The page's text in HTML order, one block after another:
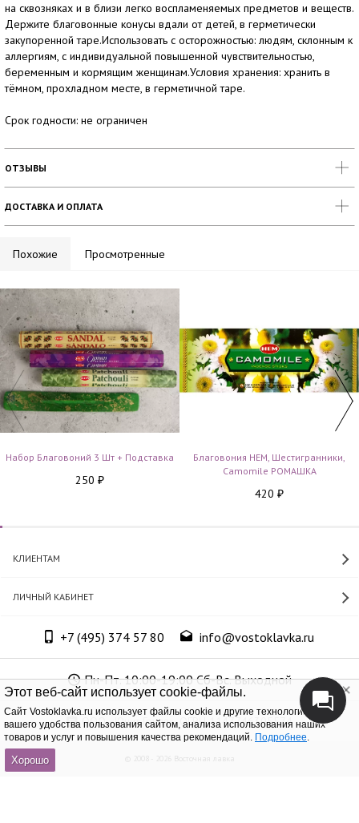
Этот веб-сайт использует cookie-файлы.
Cайт Vostoklavka.ru использует файлы cookie и другие технологии для
вашего удобства пользования сайтом, анализа использования наших
товаров и услуг и повышения качества рекомендаций. Подробнее.
Хорошо
на сквозняках и в близи легко воспламеняемых предметов и веществ.
Держите благовонные конусы вдали от детей, в герметически
закупоренной таре.Использовать с осторожностью: людям, склонным к
аллергиям, с индивидуальной повышенной чувствительностью,
беременным и кормящим женщинам.Условия хранения: хранить в
тёмном, прохладном месте, в герметичной таре.
Срок годности: не ограничен
ОТЗЫВЫ
ДОСТАВКА И ОПЛАТА
Похожие Просмотренные
Набор Благовоний 3 Шт + Подставка
250 ₽
Благовония HEM, Шестигранники,
Camomile РОМАШКА
420 ₽
КЛИЕНТАМ
ЛИЧНЫЙ КАБИНЕТ
+7 (495) 374 57 80 info@vostoklavka.ru
Пн-Пт. 10:00-19:00 Сб-Вс. Выходной
ООО «Юнит Групп», ОГРН 1147746305574